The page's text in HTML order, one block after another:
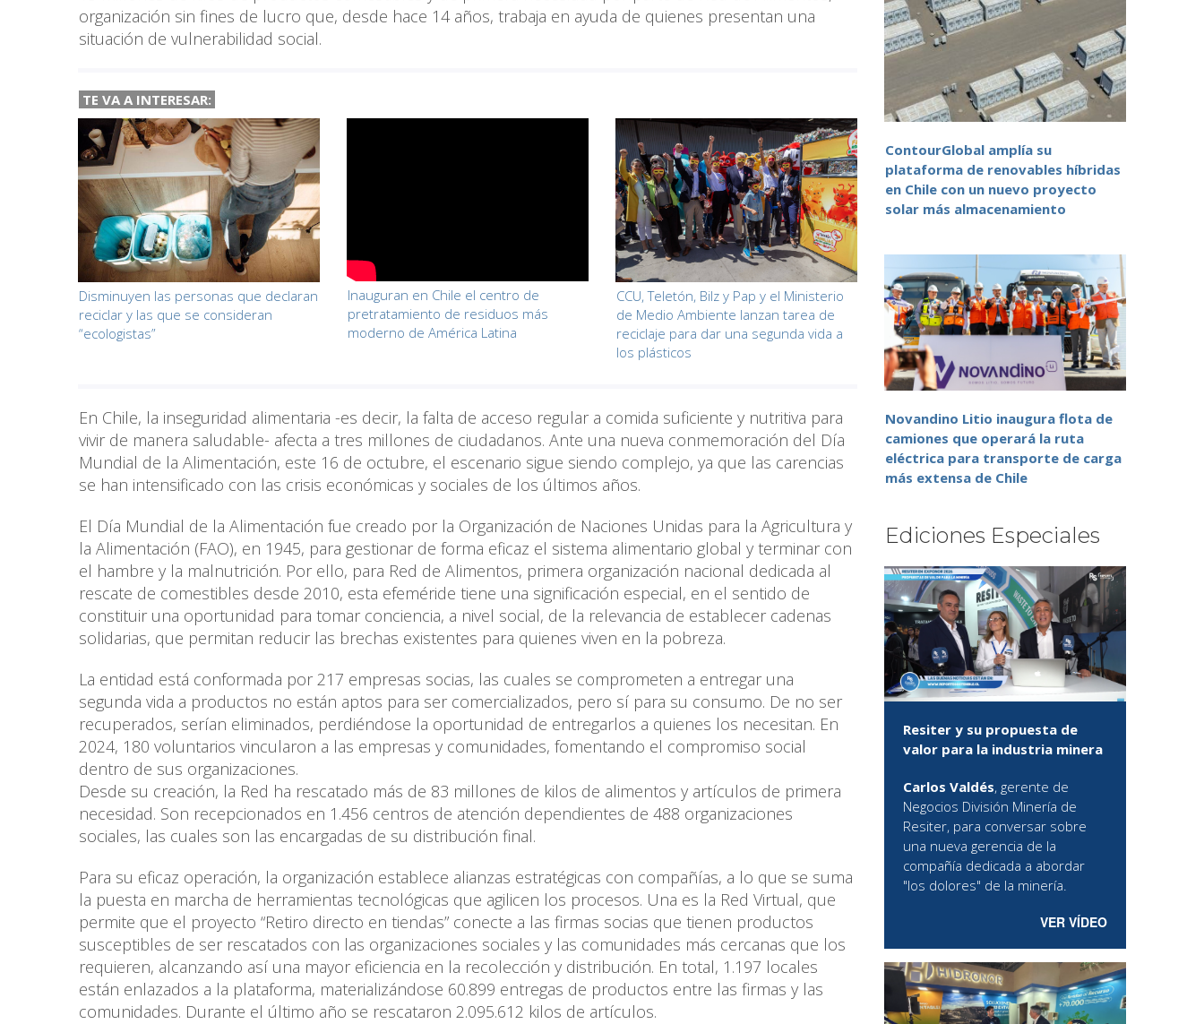
organización sin fines de lucro que, desde hace 14 años, trabaja en ayuda de quienes presentan una
situación de vulnerabilidad social.
TE VA A INTERESAR:
Disminuyen las personas que declaran
reciclar y las que se consideran
“ecologistas”
Inauguran en Chile el centro de
pretratamiento de residuos más
moderno de América Latina
CCU, Teletón, Bilz y Pap y el Ministerio
de Medio Ambiente lanzan tarea de
reciclaje para dar una segunda vida a
los plásticos
En Chile, la inseguridad alimentaria -es decir, la falta de acceso regular a comida suficiente y nutritiva para
vivir de manera saludable- afecta a tres millones de ciudadanos. Ante una nueva conmemoración del Día
Mundial de la Alimentación, este 16 de octubre, el escenario sigue siendo complejo, ya que las carencias
se han intensificado con las crisis económicas y sociales de los últimos años.
El Día Mundial de la Alimentación fue creado por la Organización de Naciones Unidas para la Agricultura y
la Alimentación (FAO), en 1945, para gestionar de forma eficaz el sistema alimentario global y terminar con
el hambre y la malnutrición. Por ello, para Red de Alimentos, primera organización nacional dedicada al
rescate de comestibles desde 2010, esta efeméride tiene una significación especial, en el sentido de
constituir una oportunidad para tomar conciencia, a nivel social, de la relevancia de establecer cadenas
solidarias, que permitan reducir las brechas existentes para quienes viven en la pobreza.
La entidad está conformada por 217 empresas socias, las cuales se comprometen a entregar una
segunda vida a productos no están aptos para ser comercializados, pero sí para su consumo. De no ser
recuperados, serían eliminados, perdiéndose la oportunidad de entregarlos a quienes los necesitan. En
2024, 180 voluntarios vincularon a las empresas y comunidades, fomentando el compromiso social
dentro de sus organizaciones.
Desde su creación, la Red ha rescatado más de 83 millones de kilos de alimentos y artículos de primera
necesidad. Son recepcionados en 1.456 centros de atención dependientes de 488 organizaciones
sociales, las cuales son las encargadas de su distribución final.
Para su eficaz operación, la organización establece alianzas estratégicas con compañías, a lo que se suma
la puesta en marcha de herramientas tecnológicas que agilicen los procesos. Una es la Red Virtual, que
permite que el proyecto “Retiro directo en tiendas” conecte a las firmas socias que tienen productos
susceptibles de ser rescatados con las organizaciones sociales y las comunidades más cercanas que los
requieren, alcanzando así una mayor eficiencia en la recolección y distribución. En total, 1.197 locales
están enlazados a la plataforma, materializándose 60.899 entregas de productos entre las firmas y las
comunidades. Durante el último año se rescataron 2.095.612 kilos de artículos.
ContourGlobal amplía su
plataforma de renovables híbridas
en Chile con un nuevo proyecto
solar más almacenamiento
Novandino Litio inaugura flota de
camiones que operará la ruta
eléctrica para transporte de carga
más extensa de Chile
Ediciones Especiales
Resiter y su propuesta de
valor para la industria minera
Carlos Valdés, gerente de
Negocios División Minería de
Resiter, para conversar sobre
una nueva gerencia de la
compañía dedicada a abordar
"los dolores" de la minería.
VER VÍDEO